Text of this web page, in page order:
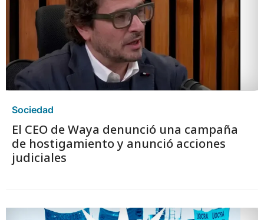
Sociedad
El CEO de Waya denunció una campaña
de hostigamiento y anunció acciones